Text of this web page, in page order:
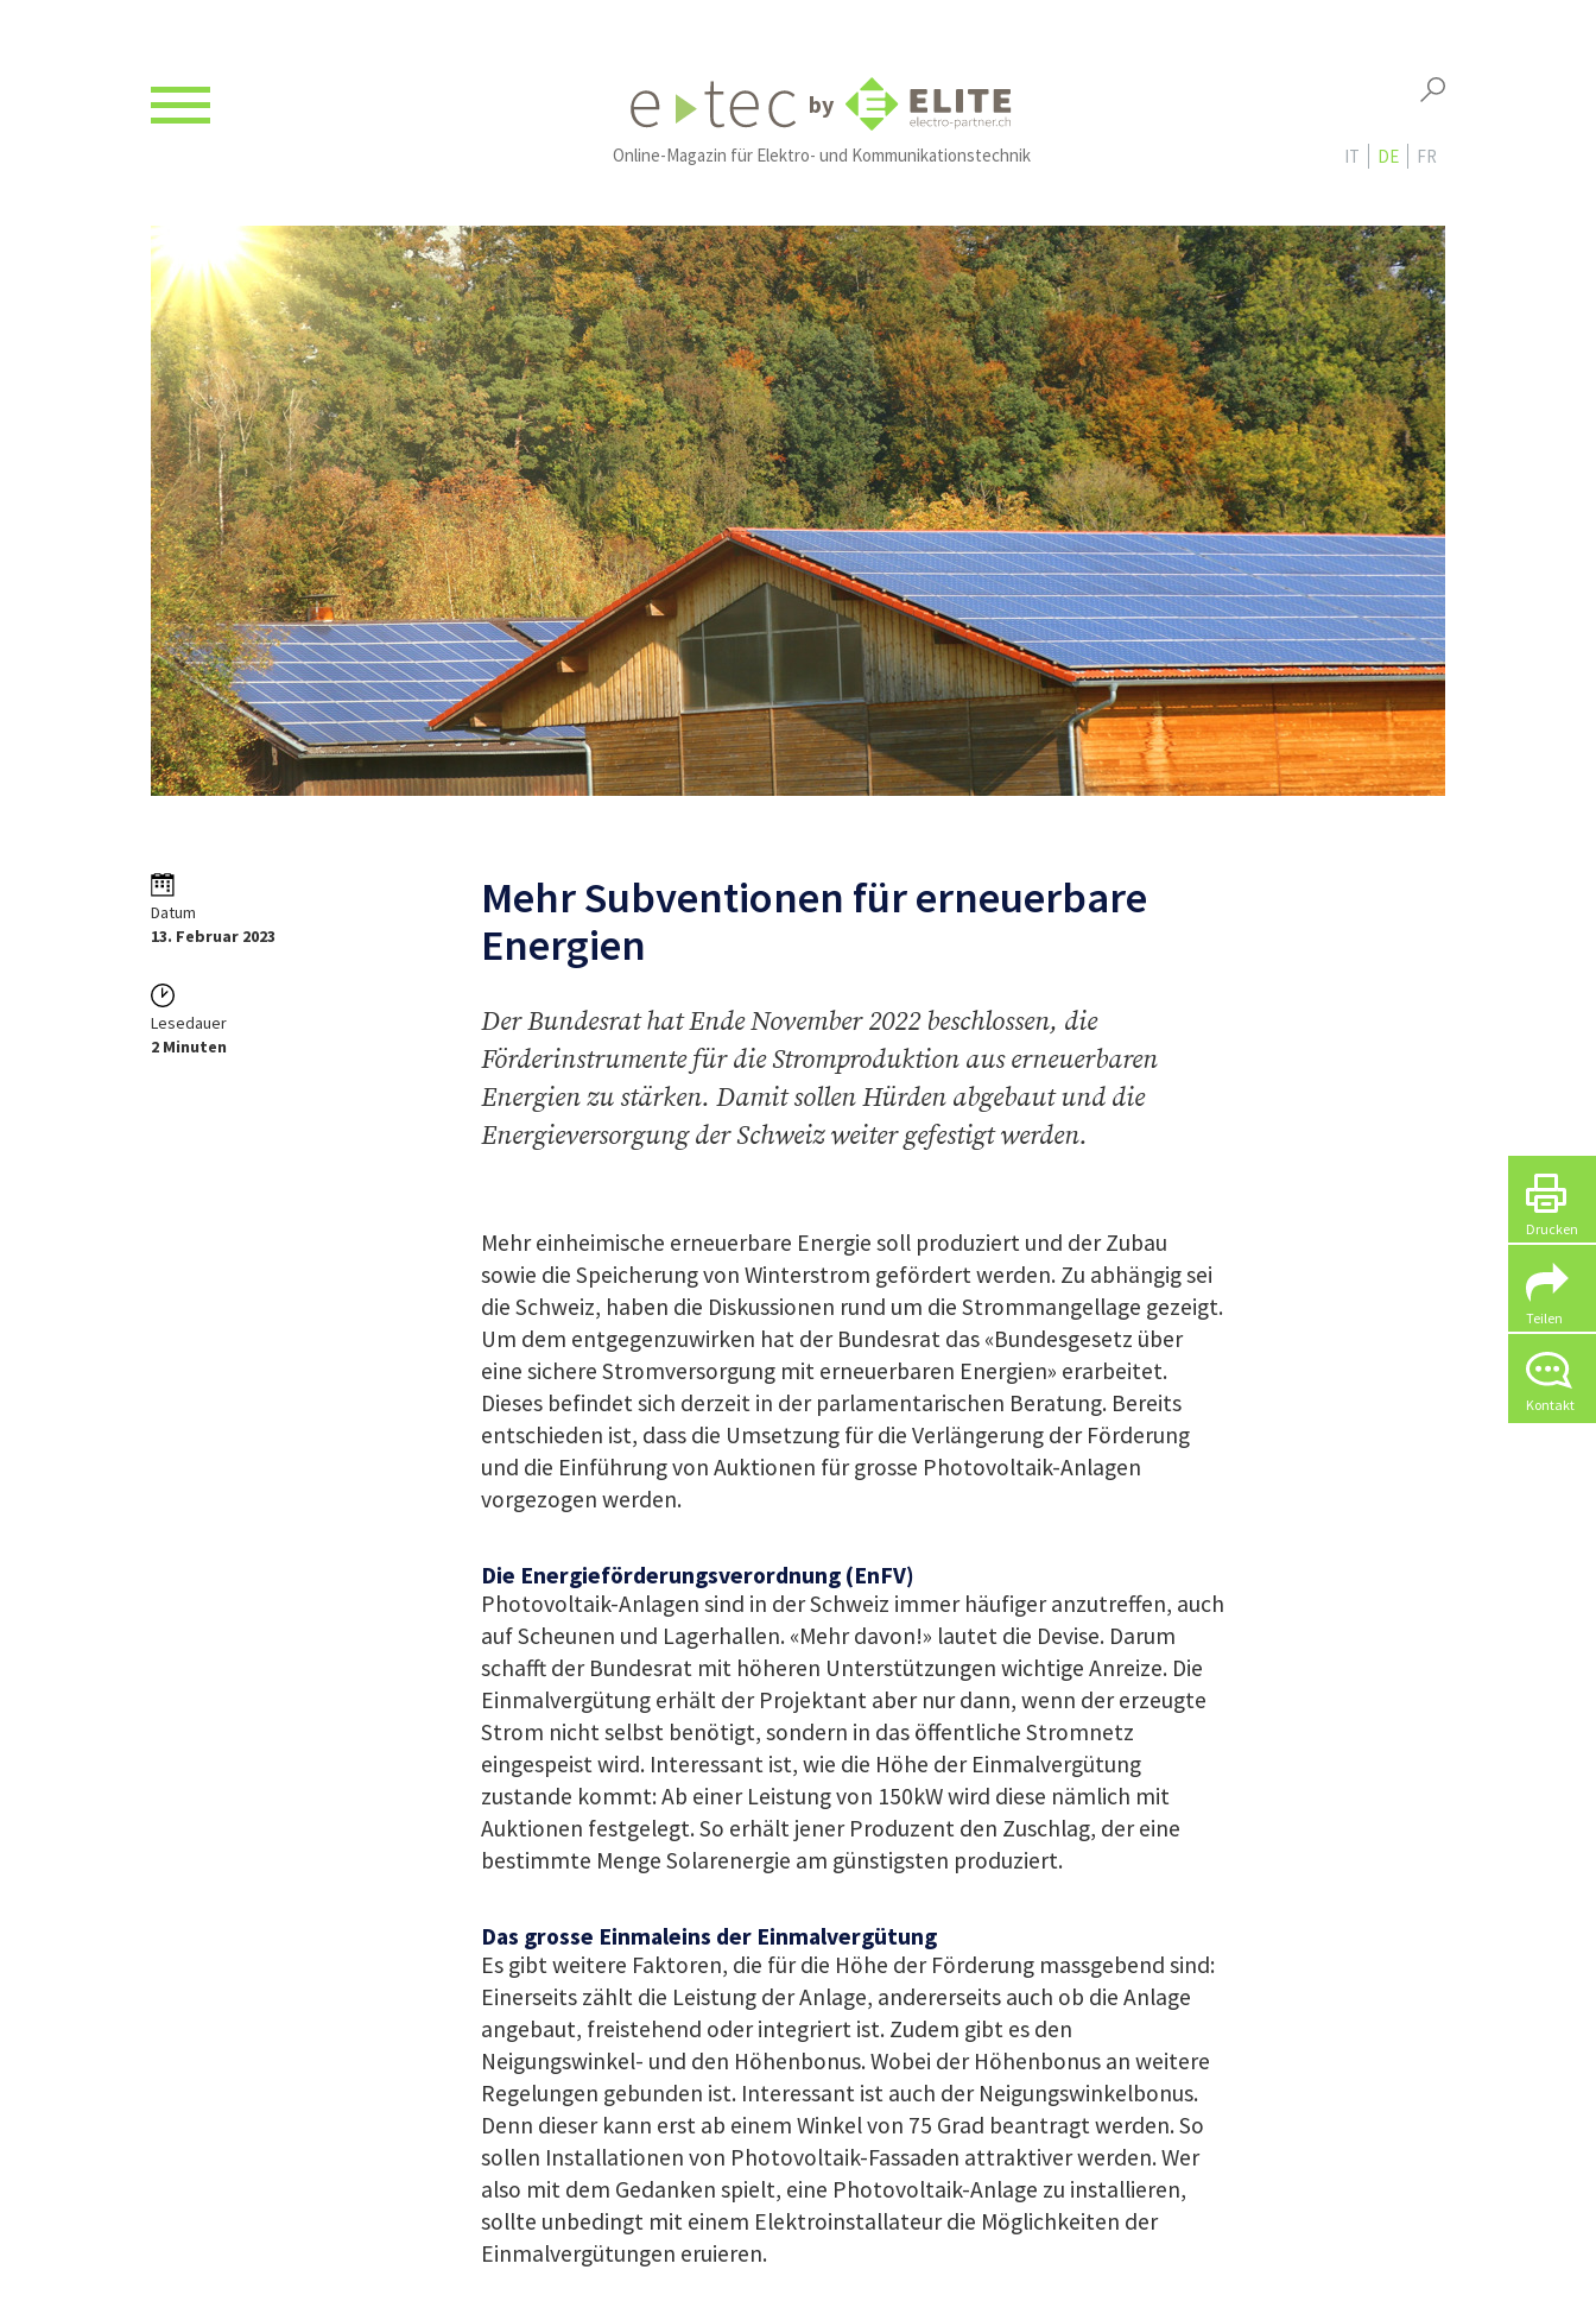
Drucken
Teilen
Kontakt
by
Online-Magazin für Elektro- und Kommunikationstechnik IT DE FR
Datum
13. Februar 2023
Lesedauer
2 Minuten
Mehr Subventionen für erneuerbare
Energien
Der Bundesrat hat Ende November 2022 beschlossen, die
Förderinstrumente für die Stromproduktion aus erneuerbaren
Energien zu stärken. Damit sollen Hürden abgebaut und die
Energieversorgung der Schweiz weiter gefestigt werden.
Mehr einheimische erneuerbare Energie soll produziert und der Zubau
sowie die Speicherung von Winterstrom gefördert werden. Zu abhängig sei
die Schweiz, haben die Diskussionen rund um die Strommangellage gezeigt.
Um dem entgegenzuwirken hat der Bundesrat das «Bundesgesetz über
eine sichere Stromversorgung mit erneuerbaren Energien» erarbeitet.
Dieses befindet sich derzeit in der parlamentarischen Beratung. Bereits
entschieden ist, dass die Umsetzung für die Verlängerung der Förderung
und die Einführung von Auktionen für grosse Photovoltaik-Anlagen
vorgezogen werden.
Die Energieförderungsverordnung (EnFV)
Photovoltaik-Anlagen sind in der Schweiz immer häufiger anzutreffen, auch
auf Scheunen und Lagerhallen. «Mehr davon!» lautet die Devise. Darum
schafft der Bundesrat mit höheren Unterstützungen wichtige Anreize. Die
Einmalvergütung erhält der Projektant aber nur dann, wenn der erzeugte
Strom nicht selbst benötigt, sondern in das öffentliche Stromnetz
eingespeist wird. Interessant ist, wie die Höhe der Einmalvergütung
zustande kommt: Ab einer Leistung von 150kW wird diese nämlich mit
Auktionen festgelegt. So erhält jener Produzent den Zuschlag, der eine
bestimmte Menge Solarenergie am günstigsten produziert.
Das grosse Einmaleins der Einmalvergütung
Es gibt weitere Faktoren, die für die Höhe der Förderung massgebend sind:
Einerseits zählt die Leistung der Anlage, andererseits auch ob die Anlage
angebaut, freistehend oder integriert ist. Zudem gibt es den
Neigungswinkel- und den Höhenbonus. Wobei der Höhenbonus an weitere
Regelungen gebunden ist. Interessant ist auch der Neigungswinkelbonus.
Denn dieser kann erst ab einem Winkel von 75 Grad beantragt werden. So
sollen Installationen von Photovoltaik-Fassaden attraktiver werden. Wer
also mit dem Gedanken spielt, eine Photovoltaik-Anlage zu installieren,
sollte unbedingt mit einem Elektroinstallateur die Möglichkeiten der
Einmalvergütungen eruieren.